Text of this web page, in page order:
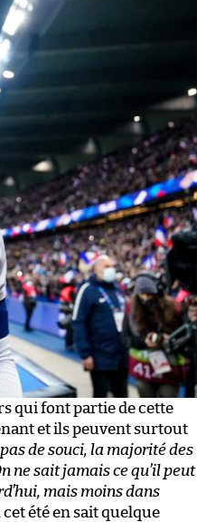
qui font partie de cette
et ils peuvent surtout
pas de souci, la majorité des
ne sait jamais ce qu’il peut
mais moins dans
été en sait quelque